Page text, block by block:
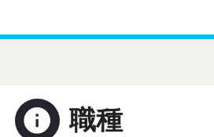
info 職種